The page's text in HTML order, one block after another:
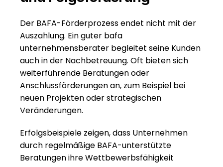
Der BAFA-Förderprozess endet nicht mit der
Auszahlung. Ein guter bafa
unternehmensberater begleitet seine Kunden
auch in der Nachbetreuung. Oft bieten sich
weiterführende Beratungen oder
Anschlussförderungen an, zum Beispiel bei
neuen Projekten oder strategischen
Veränderungen.
Erfolgsbeispiele zeigen, dass Unternehmen
durch regelmäßige BAFA-unterstützte
Beratungen ihre Wettbewerbsfähigkeit